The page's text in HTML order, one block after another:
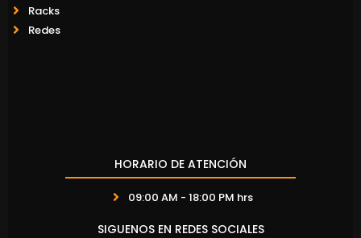
Racks
Redes
HORARIO DE ATENCIÓN
09:00 AM - 18:00 PM hrs
SIGUENOS EN REDES SOCIALES